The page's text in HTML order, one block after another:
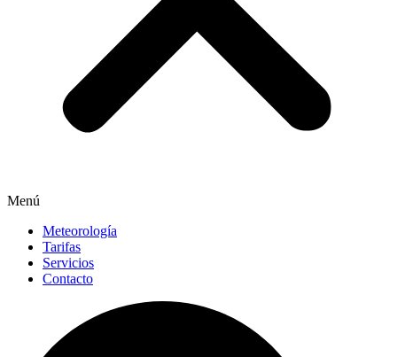
Menú
Meteorología
Tarifas
Servicios
Contacto